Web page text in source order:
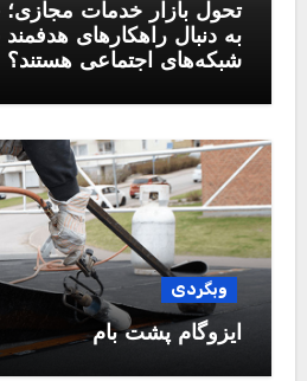
تحول بازار خدمات
به دنبال راهکارهای
شبکه‌های اجتماعی هستند؟
وبگردی
ایزوگام پشت بام